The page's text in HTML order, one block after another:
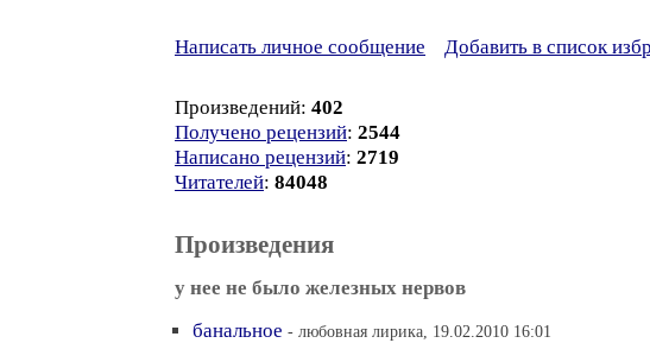
Написать личное сообщение Добавить в список
Произведений: 402
Получено рецензий: 2544
Написано рецензий: 2719
Читателей: 84048
Произведения
у нее не было железных нервов
банальное - любовная лирика, 19.02.2010 16:01